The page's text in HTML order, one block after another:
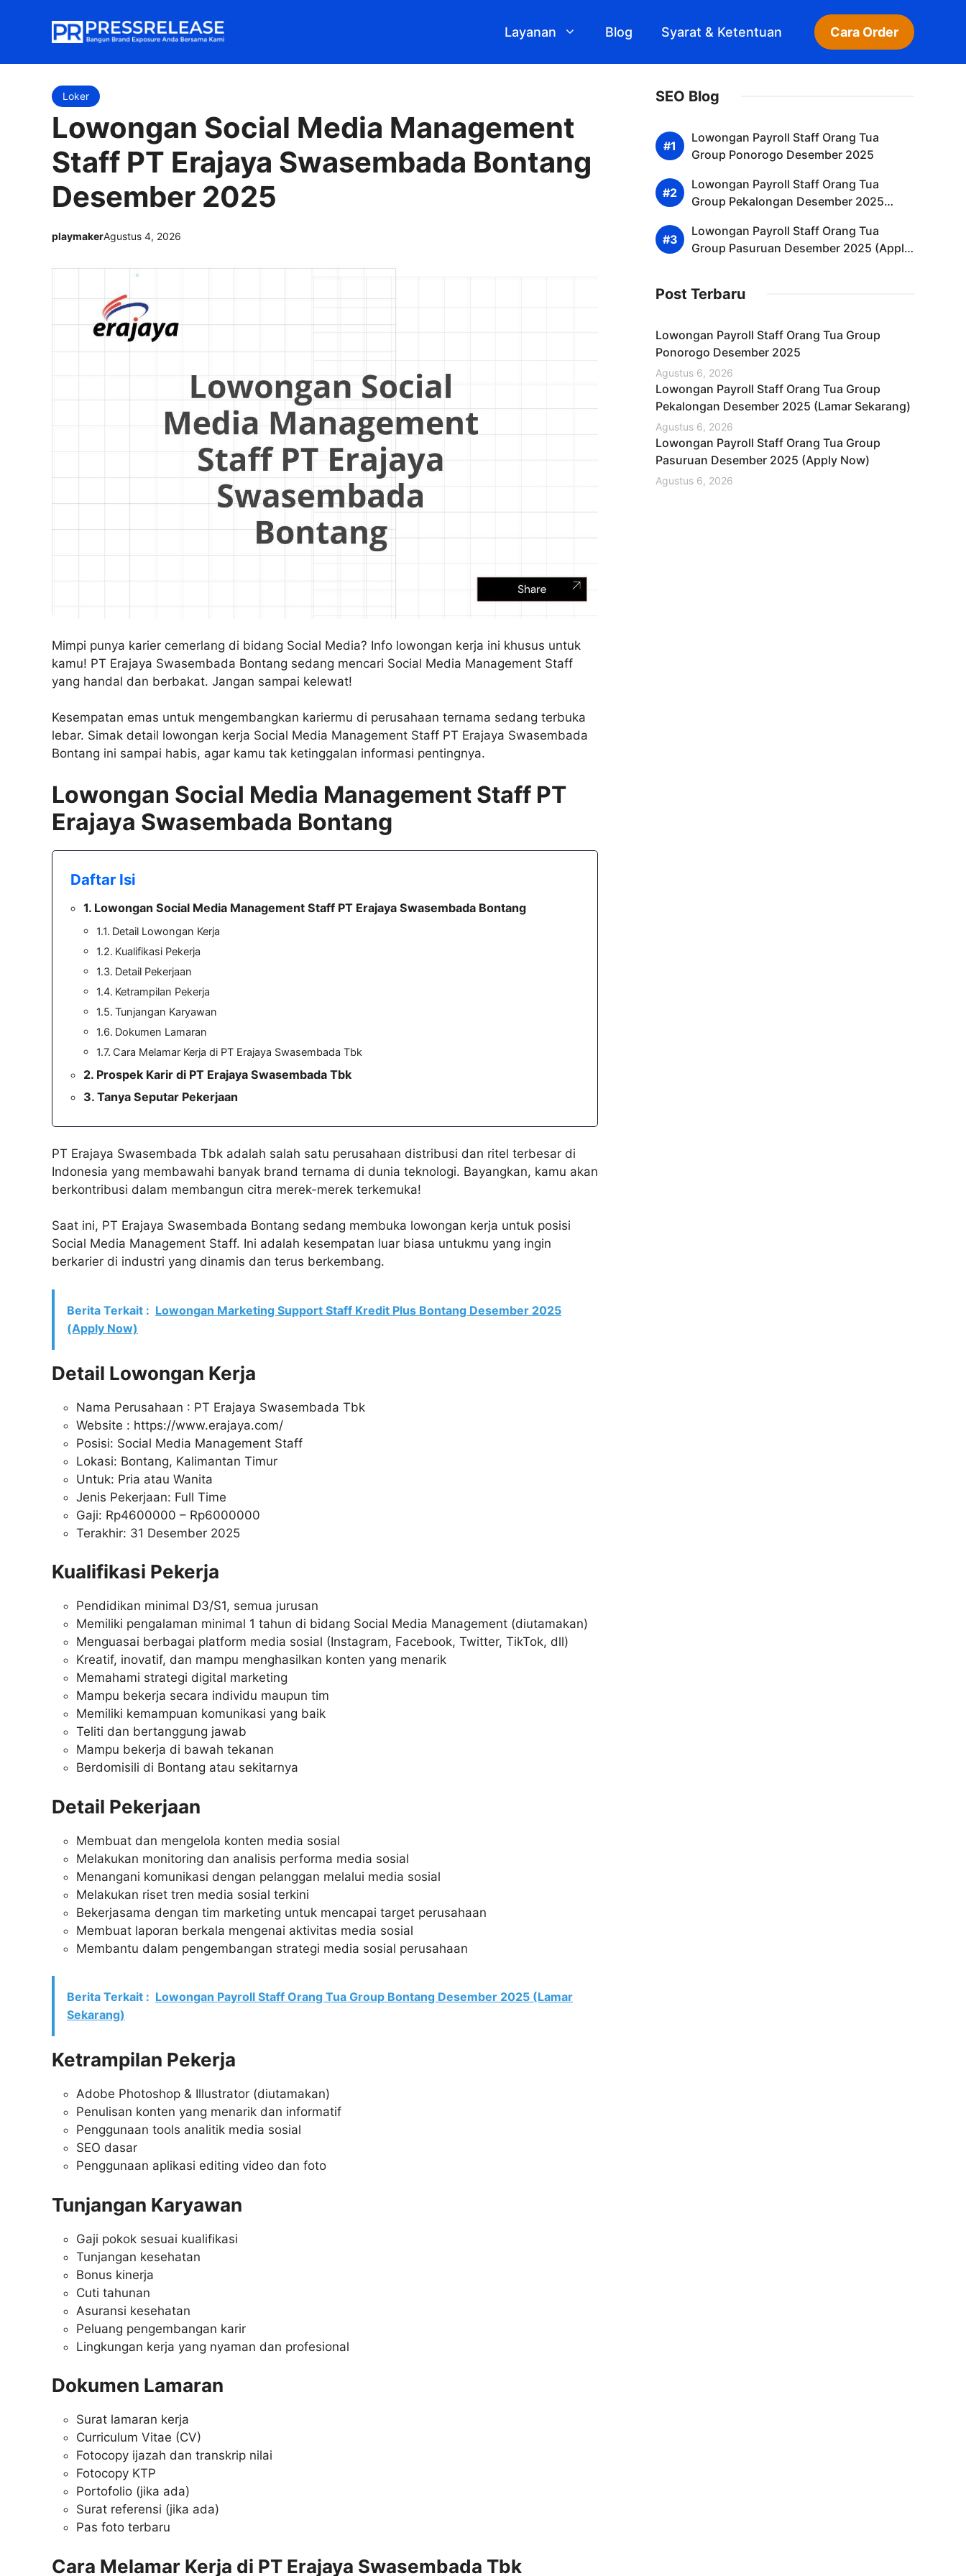
Layanan Blog Syarat & Ketentuan Cara Order
Loker
Lowongan Social Media Management
Staff PT Erajaya Swasembada Bontang
Desember 2025
playmakerAgustus 4, 2026
Mimpi punya karier cemerlang di bidang Social Media? Info lowongan kerja ini khusus untuk
kamu! PT Erajaya Swasembada Bontang sedang mencari Social Media Management Staff
yang handal dan berbakat. Jangan sampai kelewat!
Kesempatan emas untuk mengembangkan kariermu di perusahaan ternama sedang terbuka
lebar. Simak detail lowongan kerja Social Media Management Staff PT Erajaya Swasembada
Bontang ini sampai habis, agar kamu tak ketinggalan informasi pentingnya.
Lowongan Social Media Management Staff PT
Erajaya Swasembada Bontang
Daftar Isi
Lowongan Social Media Management Staff PT Erajaya Swasembada Bontang
Detail Lowongan Kerja
Kualifikasi Pekerja
Detail Pekerjaan
Ketrampilan Pekerja
Tunjangan Karyawan
Dokumen Lamaran
Cara Melamar Kerja di PT Erajaya Swasembada Tbk
Prospek Karir di PT Erajaya Swasembada Tbk
Tanya Seputar Pekerjaan
PT Erajaya Swasembada Tbk adalah salah satu perusahaan distribusi dan ritel terbesar di
Indonesia yang membawahi banyak brand ternama di dunia teknologi. Bayangkan, kamu akan
berkontribusi dalam membangun citra merek-merek terkemuka!
Saat ini, PT Erajaya Swasembada Bontang sedang membuka lowongan kerja untuk posisi
Social Media Management Staff. Ini adalah kesempatan luar biasa untukmu yang ingin
berkarier di industri yang dinamis dan terus berkembang.
Berita Terkait : Lowongan Marketing Support Staff Kredit Plus Bontang Desember 2025
(Apply Now)
Detail Lowongan Kerja
Nama Perusahaan : PT Erajaya Swasembada Tbk
Website : https://www.erajaya.com/
Posisi: Social Media Management Staff
Lokasi: Bontang, Kalimantan Timur
Untuk: Pria atau Wanita
Jenis Pekerjaan: Full Time
Gaji: Rp4600000 – Rp6000000
Terakhir: 31 Desember 2025
Kualifikasi Pekerja
Pendidikan minimal D3/S1, semua jurusan
Memiliki pengalaman minimal 1 tahun di bidang Social Media Management (diutamakan)
Menguasai berbagai platform media sosial (Instagram, Facebook, Twitter, TikTok, dll)
Kreatif, inovatif, dan mampu menghasilkan konten yang menarik
Memahami strategi digital marketing
Mampu bekerja secara individu maupun tim
Memiliki kemampuan komunikasi yang baik
Teliti dan bertanggung jawab
Mampu bekerja di bawah tekanan
Berdomisili di Bontang atau sekitarnya
Detail Pekerjaan
Membuat dan mengelola konten media sosial
Melakukan monitoring dan analisis performa media sosial
Menangani komunikasi dengan pelanggan melalui media sosial
Melakukan riset tren media sosial terkini
Bekerjasama dengan tim marketing untuk mencapai target perusahaan
Membuat laporan berkala mengenai aktivitas media sosial
Membantu dalam pengembangan strategi media sosial perusahaan
Berita Terkait : Lowongan Payroll Staff Orang Tua Group Bontang Desember 2025 (Lamar
Sekarang)
Ketrampilan Pekerja
Adobe Photoshop & Illustrator (diutamakan)
Penulisan konten yang menarik dan informatif
Penggunaan tools analitik media sosial
SEO dasar
Penggunaan aplikasi editing video dan foto
Tunjangan Karyawan
Gaji pokok sesuai kualifikasi
Tunjangan kesehatan
Bonus kinerja
Cuti tahunan
Asuransi kesehatan
Peluang pengembangan karir
Lingkungan kerja yang nyaman dan profesional
Dokumen Lamaran
Surat lamaran kerja
Curriculum Vitae (CV)
Fotocopy ijazah dan transkrip nilai
Fotocopy KTP
Portofolio (jika ada)
Surat referensi (jika ada)
Pas foto terbaru
Cara Melamar Kerja di PT Erajaya Swasembada Tbk
SEO Blog
Lowongan Payroll Staff Orang Tua
Group Ponorogo Desember 2025
Lowongan Payroll Staff Orang Tua
Group Pekalongan Desember 2025
Lowongan Payroll Staff Orang Tua
Group Pasuruan Desember 2025 (Apply
Post Terbaru
Lowongan Payroll Staff Orang Tua Group
Ponorogo Desember 2025
Agustus 6, 2026
Lowongan Payroll Staff Orang Tua Group
Pekalongan Desember 2025 (Lamar Sekarang)
Agustus 6, 2026
Lowongan Payroll Staff Orang Tua Group
Pasuruan Desember 2025 (Apply Now)
Agustus 6, 2026